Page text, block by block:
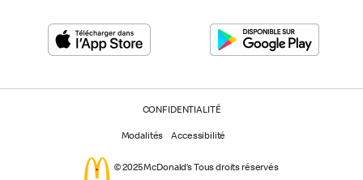
CONFIDENTIALITÉ
Modalités Accessibilité
© 2025 McDonald’s Tous droits réservés